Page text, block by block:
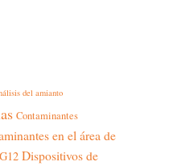
del amianto
Contaminantes
en el área de
Dispositivos de